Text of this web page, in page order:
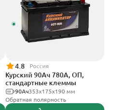
4.8 Россия
Курский 90Ач 780А, ОП,
стандартные клеммы
353x175x190 мм
90Ач
Обратная полярность